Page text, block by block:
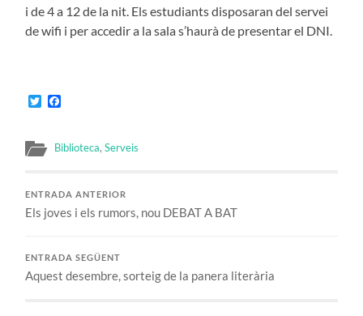
i de 4 a 12 de la nit. Els estudiants disposaran del servei
de wifi i per accedir a la sala s’haurà de presentar el DNI.
Twitter
Biblioteca,Serveis
ENTRADA ANTERIOR
Els joves i els rumors, nou DEBAT A BAT
ENTRADA SEGÜENT
Aquest desembre, sorteig de la panera literària